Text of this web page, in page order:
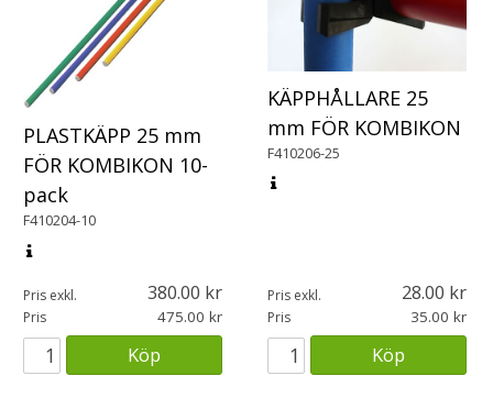
PLASTKÄPP 25 mm
FÖR KOMBIKON 10-
pack
F410204-10
Pris exkl. 380.00
Pris 475.00
Köp
KÄPPHÅLLARE 25
mm FÖR KOMBIKON
F410206-25
Pris exkl. 28.00
Pris 35.00
Köp